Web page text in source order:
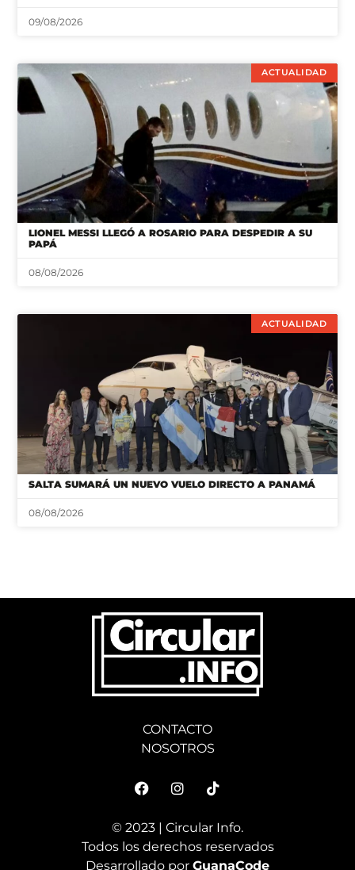
09/08/2026
ACTUALIDAD
LIONEL MESSI LLEGÓ A ROSARIO PARA DESPEDIR A SU
PAPÁ
08/08/2026
ACTUALIDAD
SALTA SUMARÁ UN NUEVO VUELO DIRECTO A PANAMÁ
08/08/2026
CONTACTO
NOSOTROS
© 2023 | Circular Info.
Todos los derechos reservados
Desarrollado por GuanaCode